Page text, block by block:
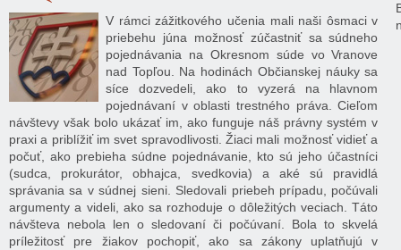
V rámci zážitkového učenia mali naši ôsmaci v
priebehu júna možnosť zúčastniť sa súdneho
pojednávania na Okresnom súde vo Vranove
nad Topľou. Na hodinách Občianskej náuky sa
síce dozvedeli, ako to vyzerá na hlavnom
pojednávaní v oblasti trestného práva. Cieľom
návštevy však bolo ukázať im, ako funguje náš právny systém v
praxi a priblížiť im svet spravodlivosti. Žiaci mali možnosť vidieť a
počuť, ako prebieha súdne pojednávanie, kto sú jeho účastníci
(sudca, prokurátor, obhajca, svedkovia) a aké sú pravidlá
správania sa v súdnej sieni. Sledovali priebeh prípadu, počúvali
argumenty a videli, ako sa rozhoduje o dôležitých veciach. Táto
návšteva nebola len o sledovaní či počúvaní. Bola to skvelá
príležitosť pre žiakov pochopiť, ako sa zákony uplatňujú v